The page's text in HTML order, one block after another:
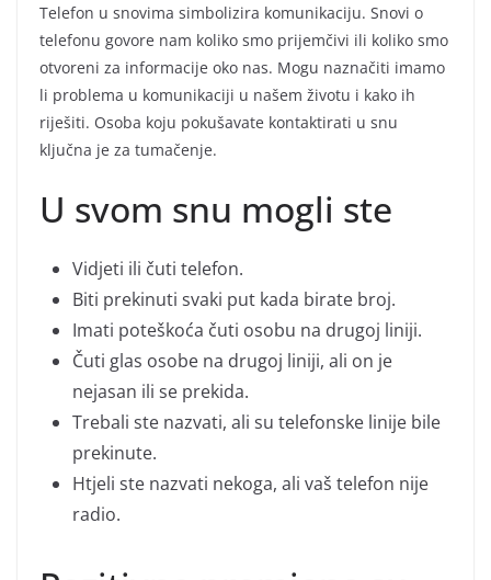
Telefon u snovima simbolizira komunikaciju. Snovi o
telefonu govore nam koliko smo prijemčivi ili koliko smo
otvoreni za informacije oko nas. Mogu naznačiti imamo
li problema u komunikaciji u našem životu i kako ih
riješiti. Osoba koju pokušavate kontaktirati u snu
ključna je za tumačenje.
U svom snu mogli ste
Vidjeti ili čuti telefon.
Biti prekinuti svaki put kada birate broj.
Imati poteškoća čuti osobu na drugoj liniji.
Čuti glas osobe na drugoj liniji, ali on je
nejasan ili se prekida.
Trebali ste nazvati, ali su telefonske linije bile
prekinute.
Htjeli ste nazvati nekoga, ali vaš telefon nije
radio.